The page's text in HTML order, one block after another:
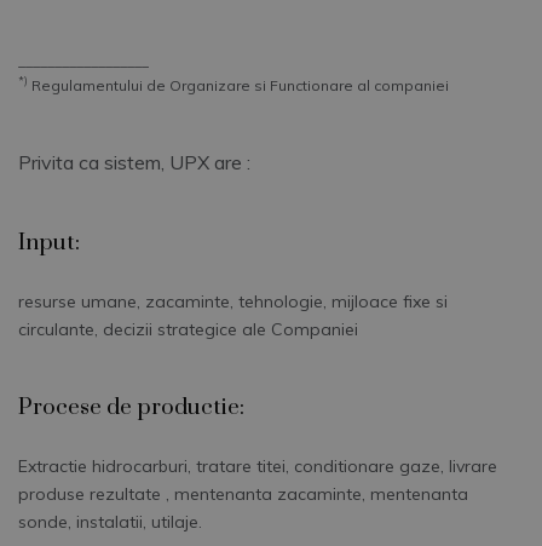
*) Regulamentului de Organizare si Functionare al companiei
Privita ca sistem, UPX are :
Input:
resurse umane, zacaminte, tehnologie, mijloace fixe si
circulante, decizii strategice ale Companiei
Procese de productie:
Extractie hidrocarburi, tratare titei, conditionare gaze, livrare
produse rezultate , mentenanta zacaminte, mentenanta
sonde, instalatii, utilaje.